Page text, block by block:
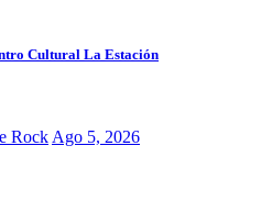
Cultural La Estación
Rock Ago 5, 2026